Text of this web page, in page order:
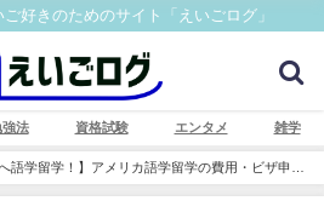
好きのためのサイト「えいごログ」
強法 資格試験 エンタメ 雑学
語学留学！】アメリカ語学留学の費用・ビザ申請